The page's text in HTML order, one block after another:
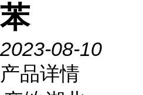
苯
2023-08-10
产品详情